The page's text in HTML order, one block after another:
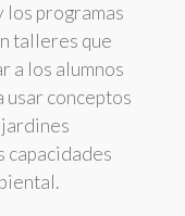
los programas
talleres que
a los alumnos
usar conceptos
capacidades